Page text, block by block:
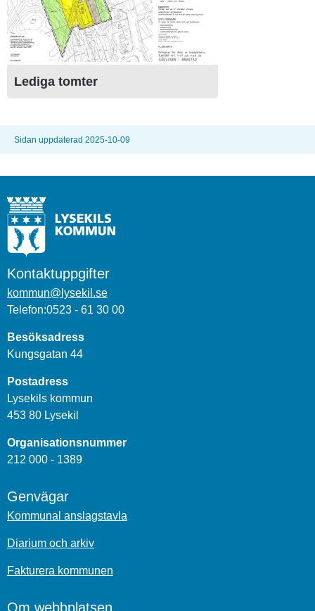
Lediga tomter
Sidan uppdaterad 2025-10-09
Kontaktuppgifter
kommun@lysekil.se
Telefon:0523 - 61 30 00
Besöksadress
Kungsgatan 44
Postadress
Lysekils kommun
453 80 Lysekil
Organisationsnummer
212 000 - 1389
Genvägar
Kommunal anslagstavla
Diarium och arkiv
Fakturera kommunen
Om webbplatsen